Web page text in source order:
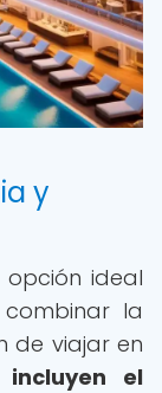
y
opción ideal
la
de viajar en
incluyen el